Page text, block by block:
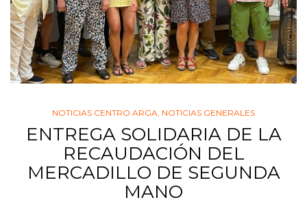
NOTICIAS CENTRO ARGA, NOTICIAS GENERALES
ENTREGA SOLIDARIA DE LA
RECAUDACIÓN DEL
MERCADILLO DE SEGUNDA
MANO